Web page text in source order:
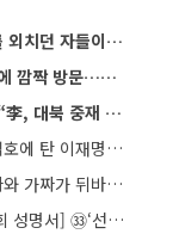
[김태산 칼럼] 민주화를 외치던 자들이 대한민국의 적이고 간첩이었다
스틸 대사 광화문 스벅에 깜짝 방문…메시지?
인니 프라보워 대통령 “李, 대북 중재 요청했다”
[정성홍 칼럼] 타이타닉호에 탄 이재명 정권
[박필규 안보칼럼] 진짜와 가짜가 뒤바뀐 혼돈의 시대, 안보 파탄은 막아야
[서버까 육사구국동지회 성명서] ㉝‘선관위 특검’은 ‘부정선거 특검’으로 명명하고 박주현 변호사를 ‘특검…